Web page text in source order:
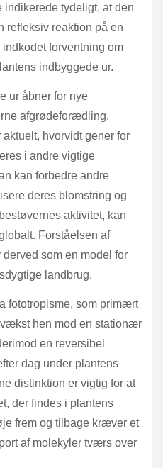
indikerede tydeligt, at den
refleksiv reaktion på en
forventning om
indbyggede ur.
ur åbner for nye
afgrødeforædling.
hvorvidt gener for
i andre vigtige
kan forbedre andre
deres blomstring og
aktivitet, kan
Forståelsen af
som en model for
landbrug.
fototropisme, som primært
hen mod en stationær
en reversibel
dag under plantens
distinktion er vigtig for at
der findes i plantens
frem og tilbage kræver et
af molekyler tværs over